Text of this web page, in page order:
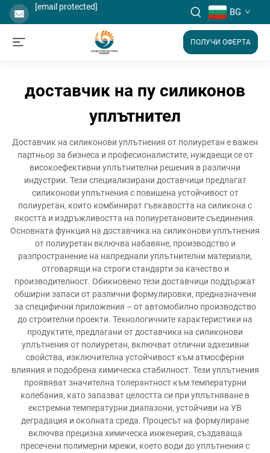
[email protected] BG
ПОЛУЧИ ОФЕРТА
доставчик на пу силиконов
уплътнител
Доставчик на силиконови уплътнения от полиуретан е важен
партньор за бизнеса и професионалистите, нуждаещи се от
високоефективни уплътнителни решения в различни
индустрии. Тези специализирани доставчици предлагат
силиконови уплътнения с повишена устойчивост от
полиуретан, които комбинират гъвкавостта на силикона с
якостта и издръжливостта на полиуретановите съединения.
Основната функция на доставчика на силиконови уплътнения
от полиуретан включва набавяне, производство и
разпространение на напреднали уплътнителни материали,
отговарящи на строги стандарти за качество и
производителност. Обикновено тези доставчици поддържат
обширни запаси от различни формулировки, предназначени
за специфични приложения – от автомобилно производство
до строителни проекти. Технологичните характеристики на
продуктите, предлагани от доставчика на силиконови
уплътнения от полиуретан, включват отлични адхезивни
свойства, изключителна устойчивост към атмосферни
влияния и подобрена химическа стабилност. Тези уплътнения
проявяват значителна толерантност към температурни
колебания, като запазват целостта си при уплътняване в
екстремни температурни диапазони, устойчиви на УВ
деградация и околната среда. Процесът на формулиране
включва прецизна химическа инженерия, създаваща
пресечени полимерни мрежи, което води до уплътнения с